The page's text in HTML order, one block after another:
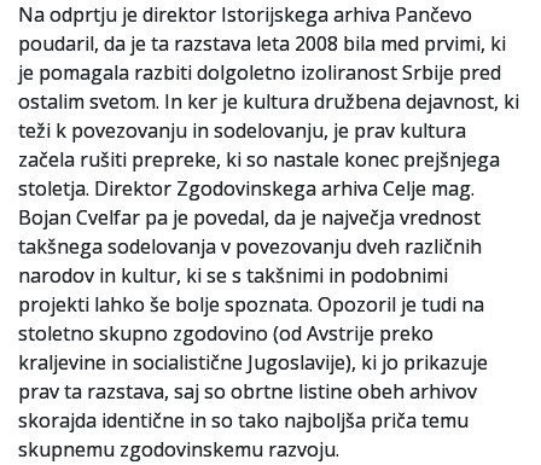
Na odprtju je direktor Istorijskega arhiva Pančevo
poudaril, da je ta razstava leta 2008 bila med prvimi, ki
je pomagala razbiti dolgoletno izoliranost Srbije pred
ostalim svetom. In ker je kultura družbena dejavnost, ki
teži k povezovanju in sodelovanju, je prav kultura
začela rušiti prepreke, ki so nastale konec prejšnjega
stoletja. Direktor Zgodovinskega arhiva Celje mag.
Bojan Cvelfar pa je povedal, da je največja vrednost
takšnega sodelovanja v povezovanju dveh različnih
narodov in kultur, ki se s takšnimi in podobnimi
projekti lahko še bolje spoznata. Opozoril je tudi na
stoletno skupno zgodovino (od Avstrije preko
kraljevine in socialistične Jugoslavije), ki jo prikazuje
prav ta razstava, saj so obrtne listine obeh arhivov
skorajda identične in so tako najboljša priča temu
skupnemu zgodovinskemu razvoju.